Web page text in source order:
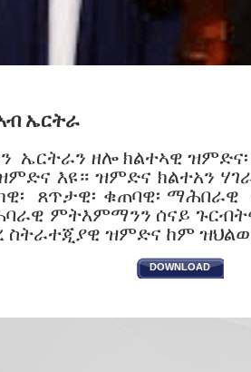
ኤርትራ
ዘሎ ክልተኣዊ ዝምድና፡
እዩ። ዝምድና ክልተአን
ጸጥታዊ፡ ቁጠባዊ፡
ምትእምማንን ሰናይ
ስትራተጂያዊ ዝምድና ከም
DOWNLOAD